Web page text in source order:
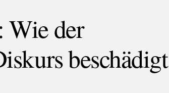
Wie der
beschädigt